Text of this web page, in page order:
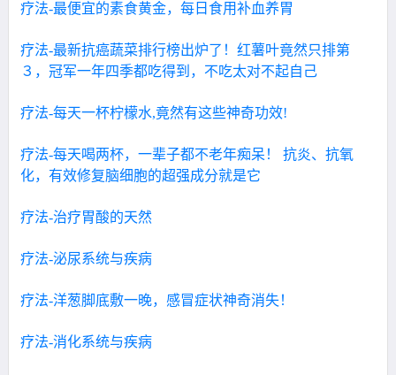
疗法-最便宜的素食黄金，每日食用补血养胃
疗法-最新抗癌蔬菜排行榜出炉了！红薯叶竟然只排第
３，冠军一年四季都吃得到，不吃太对不起自己
疗法-每天一杯柠檬水,竟然有这些神奇功效!
疗法-每天喝两杯，一辈子都不老年痴呆！ 抗炎、抗氧
化，有效修复脑细胞的超强成分就是它
疗法-治疗胃酸的天然
疗法-泌尿系统与疾病
疗法-洋葱脚底敷一晚，感冒症状神奇消失！
疗法-消化系统与疾病